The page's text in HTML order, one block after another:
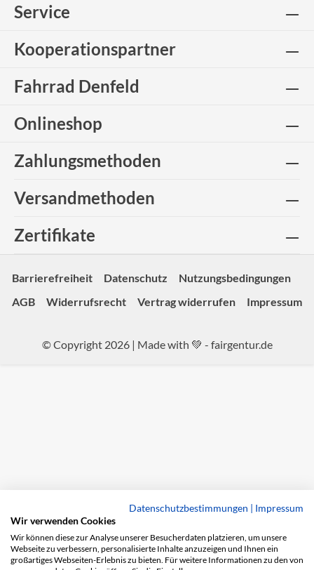
Service
Kooperationspartner
Fahrrad Denfeld
Onlineshop
Zahlungsmethoden
Versandmethoden
Zertifikate
Barrierefreiheit Datenschutz
Nutzungsbedingungen
AGB
Widerrufsrecht Vertrag widerrufen Impressum
© Copyright 2026 | Made with 💚 - fairgentur.de
Datenschutzbestimmungen | Impressum
Wir verwenden Cookies
Wir können diese zur Analyse unserer Besucherdaten platzieren, um unsere
Webseite zu verbessern, personalisierte Inhalte anzuzeigen und Ihnen ein
großartiges Webseiten-Erlebnis zu bieten. Für weitere Informationen zu den von